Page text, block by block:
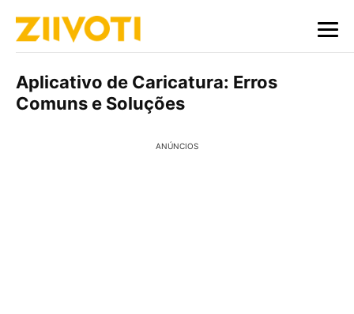
Aplicativo de Caricatura: Erros
Comuns e Soluções
ANÚNCIOS